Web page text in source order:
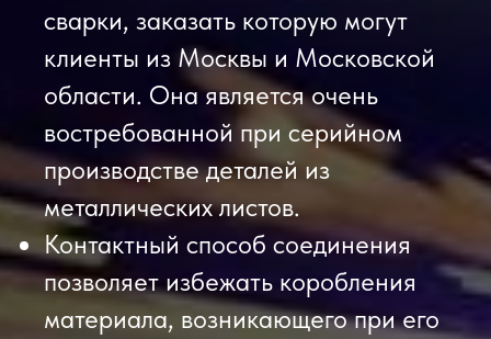
сварки, заказать которую могут
клиенты из Москвы и Московской
области. Она является очень
востребованной при серийном
производстве деталей из
металлических листов.
Контактный способ соединения
позволяет избежать коробления
материала, возникающего при его